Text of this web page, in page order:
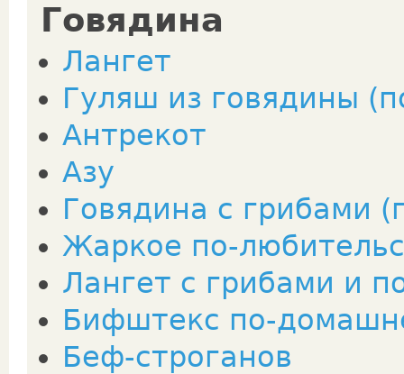
Говядина
Лангет
Гуляш из говядины
Антрекот
Азу
Говядина с грибами
Жаркое по-
Лангет с грибами и
Бифштекс по-
Беф-строганов